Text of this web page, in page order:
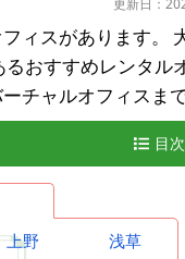
更新日：
ィスがあります。
おすすめレンタル
チャルオフィスま
目次
ンタルオフィスPICKUP！
ルオフィス4選
フィスとは
上野
浅草